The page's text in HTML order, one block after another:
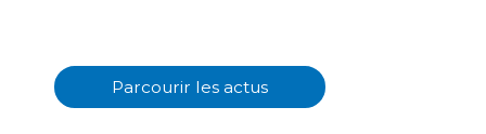
Parcourir les actus